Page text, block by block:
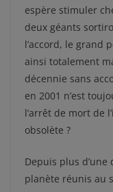
espère stimuler
deux géants
l’accord, le grand
ainsi totalement
décennie sans
en 2001 n’est
l’arrêt de mort de
obsolète ?
Depuis plus
planète réunis au